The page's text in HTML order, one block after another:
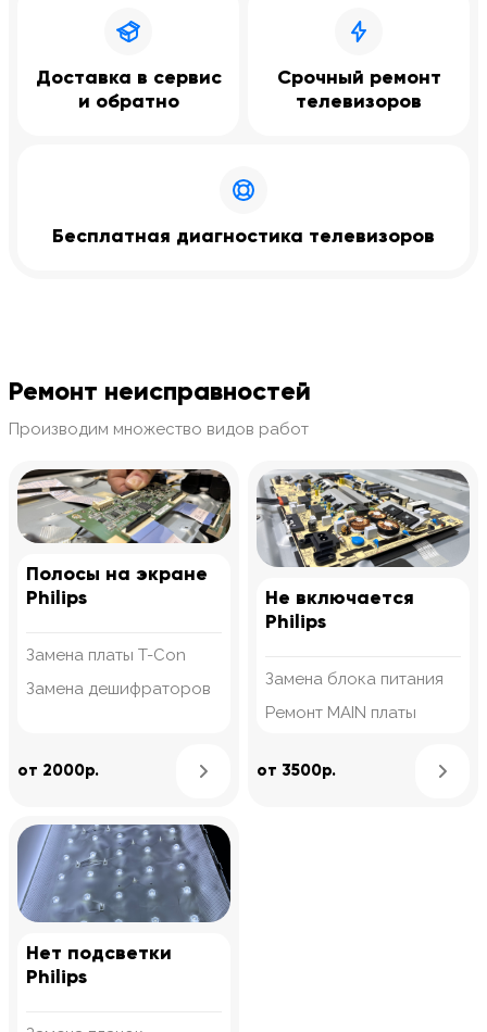
Доставка в сервис
и обратно
Срочный ремонт
телевизоров
Бесплатная диагностика телевизоров
Ремонт неисправностей
Производим множество видов работ
Полосы на экране
Philips
Замена платы T-Con
Замена дешифраторов
от 2000р. Узнать подробнее
Не включается
Philips
Замена блока питания
Ремонт MAIN платы
от 3500р.
Нет подсветки
Philips